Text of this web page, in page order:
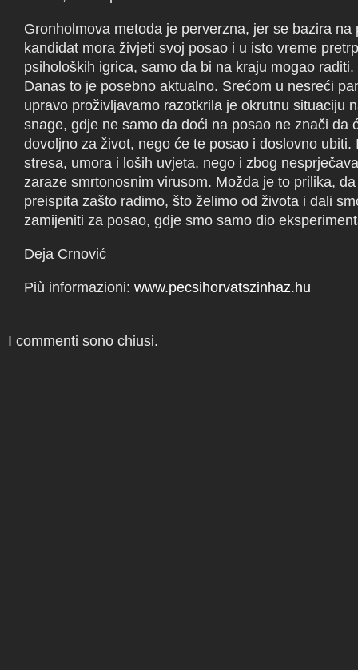
Gronholmova metoda je perverzna, jer se bazira na
kandidat mora živjeti svoj posao i u isto vreme
psiholoških igrica, samo da bi na kraju mogao raditi.
Danas to je posebno aktualno. Srećom u nesreći
upravo proživljavamo razotkrila je okrutnu situaciju
snage, gdje ne samo da doći na posao ne znači da
dovoljno za život, nego će te posao i doslovno ubiti.
stresa, umora i loših uvjeta, nego i zbog
zaraze smrtonosnim virusom. Možda je to prilika,
preispita zašto radimo, što želimo od života i dali
zamijeniti za posao, gdje smo samo dio
Deja Crnović
Più informazioni: www.pecsihorvatszinhaz.hu
I commenti sono chiusi.